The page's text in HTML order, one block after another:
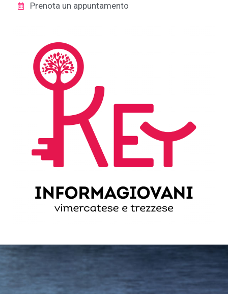
Prenota un appuntamento